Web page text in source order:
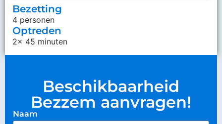
Bezetting
4 personen
Optreden
2x 45 minuten
Beschikbaarheid
Bezzem aanvragen!
Naam